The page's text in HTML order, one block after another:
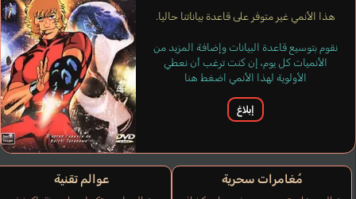
Vasconcellos Jorge
برتغالي
Barney Jean
Consoli Enzo
إيطالي
Antonica Sergio
إيطالي
هذا الأنمي غير متوفر على قاعدة بياناتنا حاليا.
نقوم بتوسيع قاعدة البيانات وإضافة المزيد من
الأنميات كل يوم، إن كنت ترغب أن نعطي
الأولوية لهذا الأنمي اضغط هنا
إبلاغ
مُغامرات سحرية عوالم تقنية